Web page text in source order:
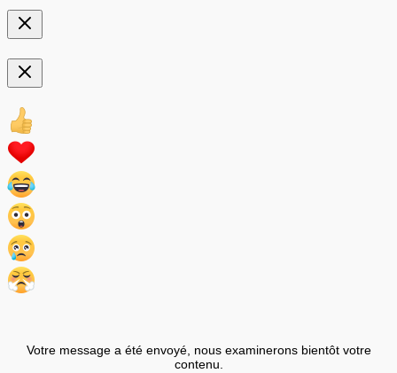
Votre message a été envoyé, nous examinerons bientôt votre
contenu.